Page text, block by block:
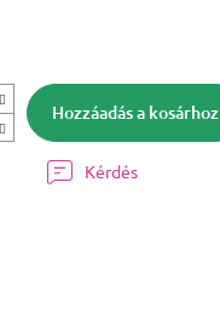
Hozzáadás a kosárhoz
Kérdés